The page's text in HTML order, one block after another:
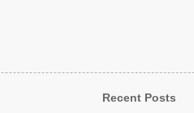
Recent Posts